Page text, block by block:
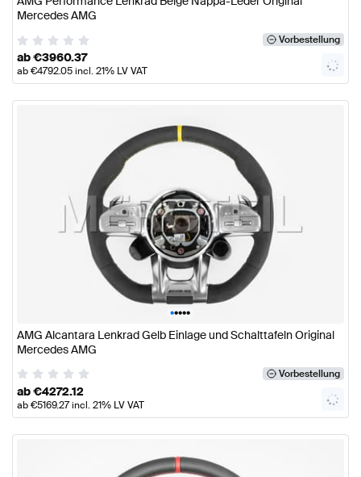
Mercedes AMG
Vorbestellung
ab€3960.37
ab€4792.05incl. 21% LV VAT
•••••
AMG Alcantara Lenkrad Gelb Einlage und Schalttafeln Original
Mercedes AMG
Vorbestellung
ab€4272.12
ab€5169.27incl. 21% LV VAT